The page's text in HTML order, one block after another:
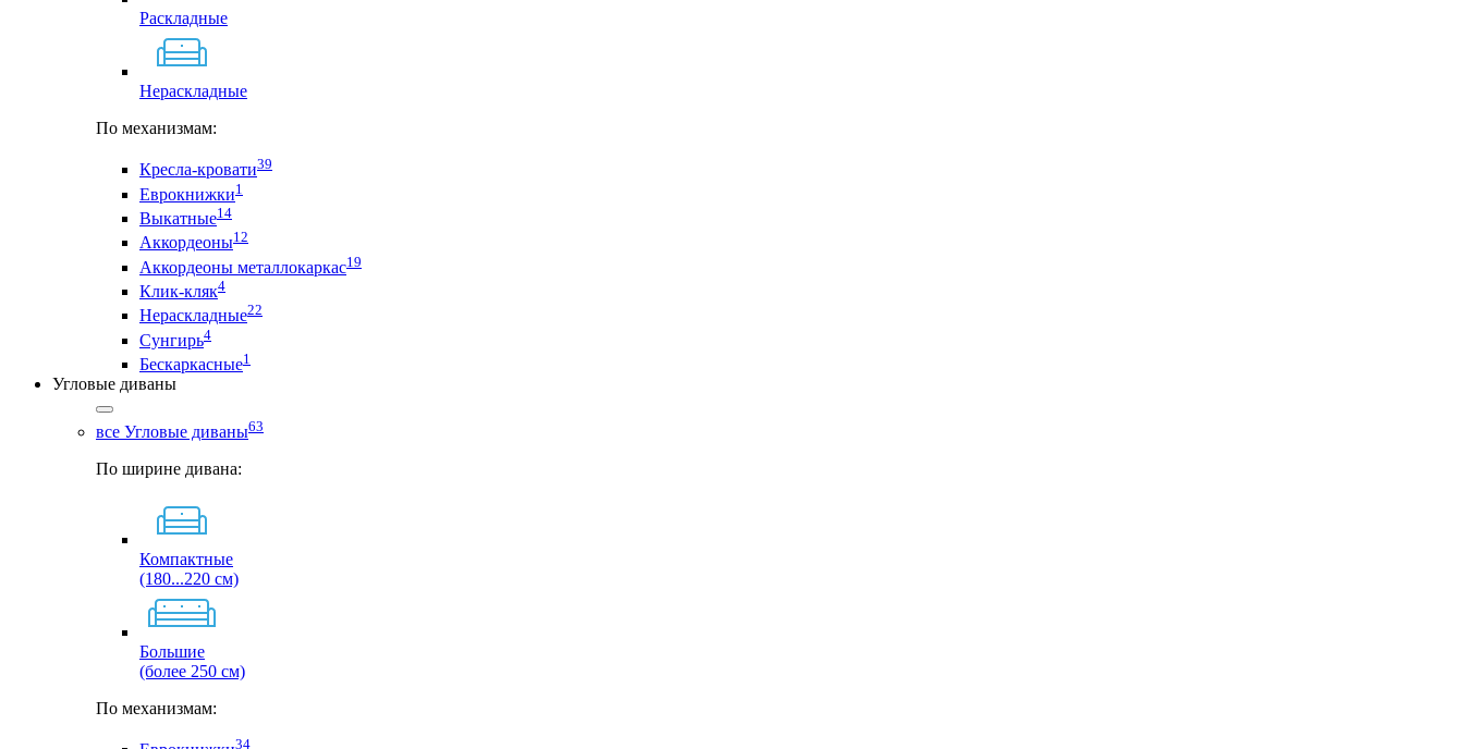
Раскладные
Нераскладные
По механизмам:
Кресла-кровати39
Еврокнижки1
Выкатные14
Аккордеоны12
Аккордеоны металлокаркас19
Клик-кляк4
Нераскладные22
Сунгирь4
Бескаркасные1
Угловые диваны
все Угловые диваны63
По ширине дивана:
Компактные
(180...220 см)
Большие
(более 250 см)
По механизмам:
34